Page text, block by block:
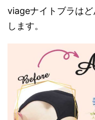
viageナイトブラは
します。